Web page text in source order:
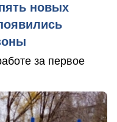
новых
за первое